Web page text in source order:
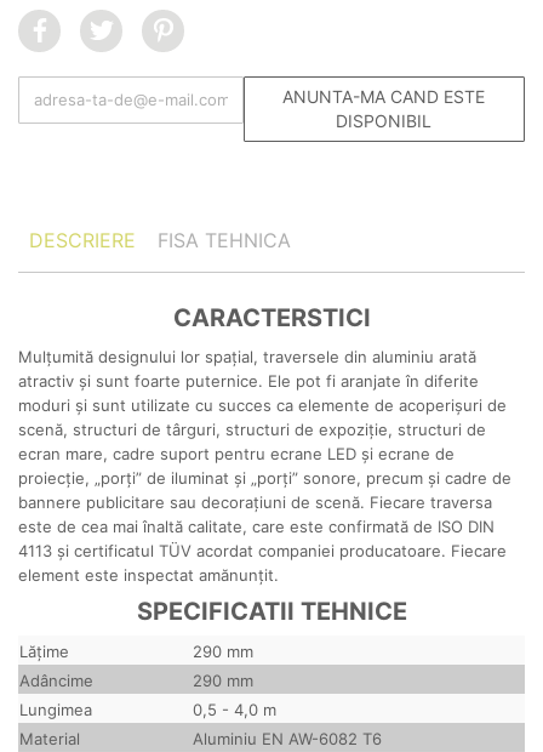
ANUNTA-MA CAND ESTE
DISPONIBIL
DESCRIERE FISA TEHNICA
CARACTERSTICI
Mulțumită designului lor spațial, traversele din aluminiu arată
atractiv și sunt foarte puternice. Ele pot fi aranjate în diferite
moduri și sunt utilizate cu succes ca elemente de acoperișuri de
scenă, structuri de târguri, structuri de expoziție, structuri de
ecran mare, cadre suport pentru ecrane LED și ecrane de
proiecție, „porți” de iluminat și „porți” sonore, precum și cadre de
bannere publicitare sau decorațiuni de scenă. Fiecare traversa
este de cea mai înaltă calitate, care este confirmată de ISO DIN
4113 și certificatul TÜV acordat companiei producatoare. Fiecare
element este inspectat amănunțit.
SPECIFICATII TEHNICE
Lăţime
290 mm
Adâncime
290 mm
Lungimea
0,5 - 4,0 m
Material
Aluminiu EN AW-6082 T6